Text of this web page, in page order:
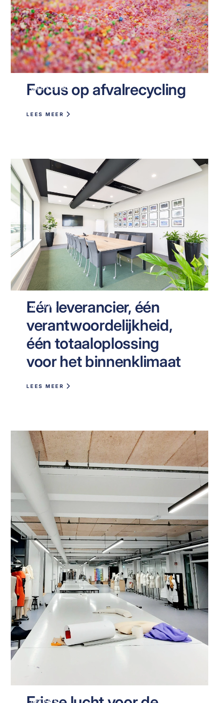
UPCYCLING
Focus op afvalrecycling
LEES MEER
NIEUWS
Eén leverancier, één
verantwoordelijkheid,
één totaaloplossing
voor het binnenklimaat
LEES MEER
NIEUWS